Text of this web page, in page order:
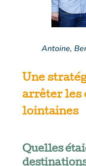
Antoine,
Une
arrêter les
lointaines
Quelles